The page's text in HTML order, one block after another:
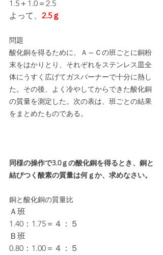
1.5＋1.0＝2.5
よって、 2.5ｇ
問題
酸化銅を得るために、Ａ～Ｃの班ごとに銅粉
末をはかりとり、それぞれをステンレス皿全
体にうすく広げてガスバーナーで十分に熱し
た。その後、よく冷やしてからできた酸化銅
の質量を測定した。次の表は、班ごとの結果
をまとめたものである。
同様の操作で3.0ｇの酸化銅を得るとき、銅と
結びつく酸素の質量は何ｇか、求めなさい。
銅と酸化銅の質量比
Ａ班
1.40：1.75＝４：５
Ｂ班
0.80：1.00＝４：５